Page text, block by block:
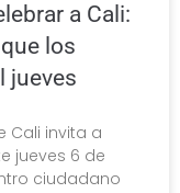
a Cali:
los
jueves
Cali invita a
jueves 6 de
ciudadano